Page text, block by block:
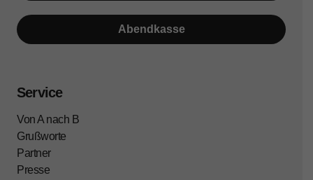
Abendkasse
Service
Von A nach B
Grußworte
Partner
Presse